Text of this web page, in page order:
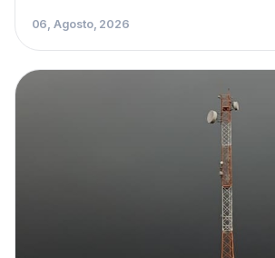
06, Agosto, 2026